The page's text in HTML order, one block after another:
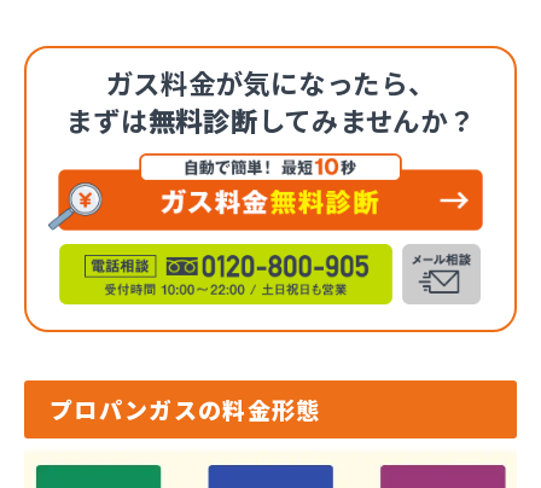
ガス料金が気になったら、
まずは無料診断してみませんか？
プロパンガスの料金形態